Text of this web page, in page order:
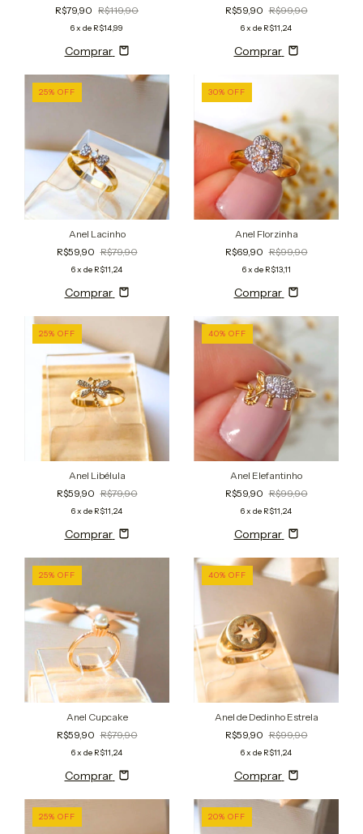
R$79,90 R$119,90
6x de R$14,99
Comprar
R$59,90 R$99,90
6x de R$11,24
Comprar
25% OFF
Anel Lacinho
R$59,90 R$79,90
6x de R$11,24
Comprar
30% OFF
Anel Florzinha
R$69,90 R$99,90
6x de R$13,11
Comprar
25% OFF
Anel Libélula
R$59,90 R$79,90
6x de R$11,24
Comprar
40% OFF
Anel Elefantinho
R$59,90 R$99,90
6x de R$11,24
Comprar
25% OFF
Anel Cupcake
R$59,90 R$79,90
6x de R$11,24
Comprar
40% OFF
Anel de Dedinho Estrela
R$59,90 R$99,90
6x de R$11,24
Comprar
25% OFF 20% OFF